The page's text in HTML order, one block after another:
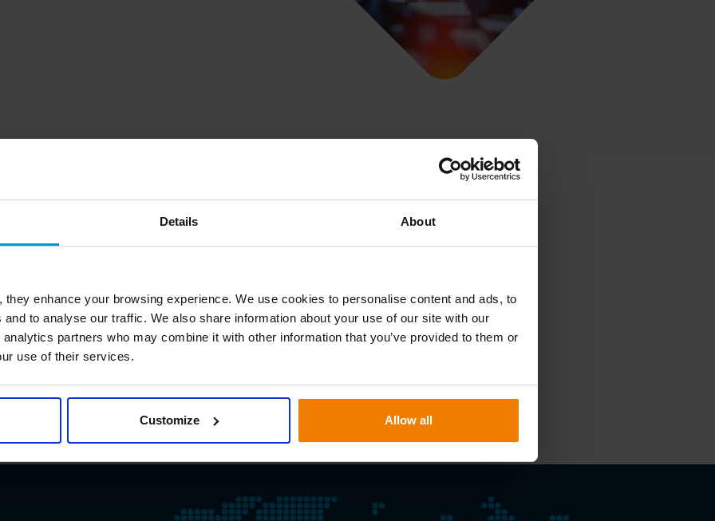
Details About
enhance your browsing experience. We use cookies to personalise content and ads, to
to analyse our traffic. We also share information about your use of our site with our
partners who may combine it with other information that you’ve provided to them or
use of their services.
Customize Allow all
con más de 10 años de
compañías
se desempeña como
proyectos
de Suministro para
al tanto de todas
con Logística y Gestión
Francisco Gálvez
Gerente de Negocios Latam